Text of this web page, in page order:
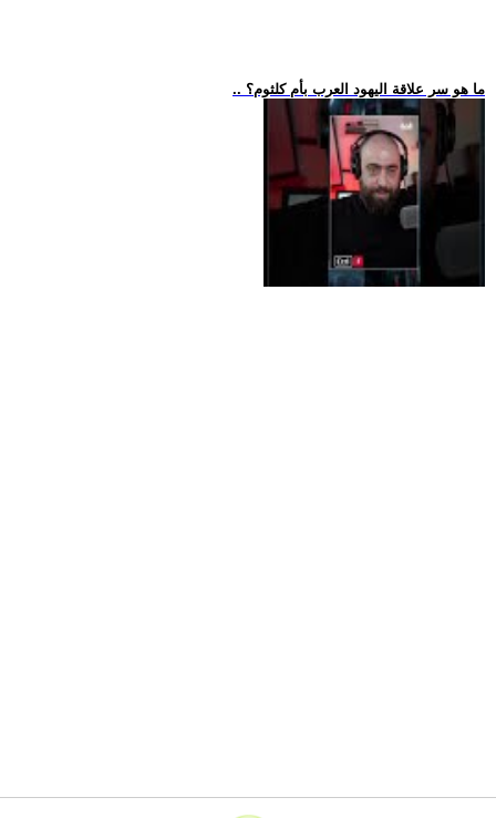
.. ما هو سر علاقة اليهود العرب بأم كلثوم؟